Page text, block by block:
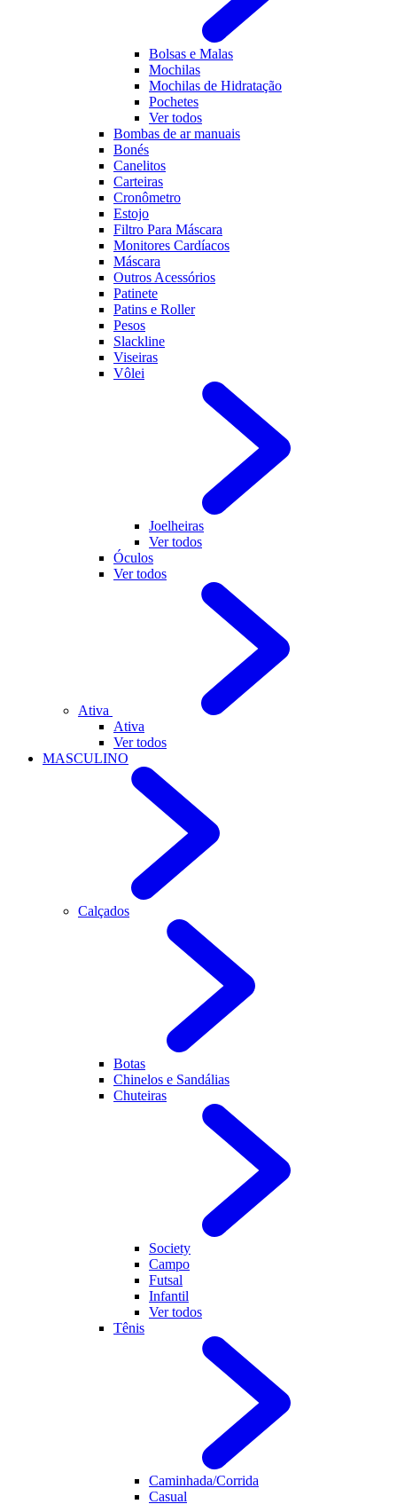
Bolsas e Malas
Mochilas
Mochilas de Hidratação
Pochetes
Ver todos
Bombas de ar manuais
Bonés
Canelitos
Carteiras
Cronômetro
Estojo
Filtro Para Máscara
Monitores Cardíacos
Máscara
Outros Acessórios
Patinete
Patins e Roller
Pesos
Slackline
Viseiras
Vôlei
Joelheiras
Ver todos
Óculos
Ver todos
Ativa
Ativa
Ver todos
MASCULINO
Calçados
Botas
Chinelos e Sandálias
Chuteiras
Society
Campo
Futsal
Infantil
Ver todos
Tênis
Caminhada/Corrida
Casual